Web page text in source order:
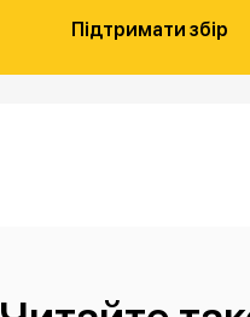
Підтримати збір